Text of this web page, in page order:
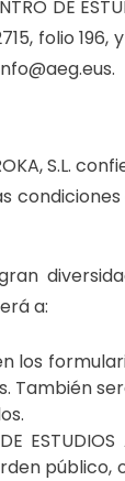
DE
folio
S.L.
gran
a: